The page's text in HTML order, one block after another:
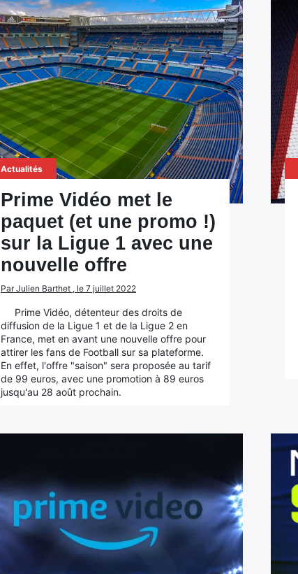
Actualités
Prime Vidéo met le
paquet (et une promo !)
sur la Ligue 1 avec une
nouvelle offre
Par Julien Barthet , le 7 juillet 2022
Prime Vidéo, détenteur des droits de
diffusion de la Ligue 1 et de la Ligue 2 en
France, met en avant une nouvelle offre pour
attirer les fans de Football sur sa plateforme.
En effet, l'offre "saison" sera proposée au tarif
de 99 euros, avec une promotion à 89 euros
jusqu'au 28 août prochain.